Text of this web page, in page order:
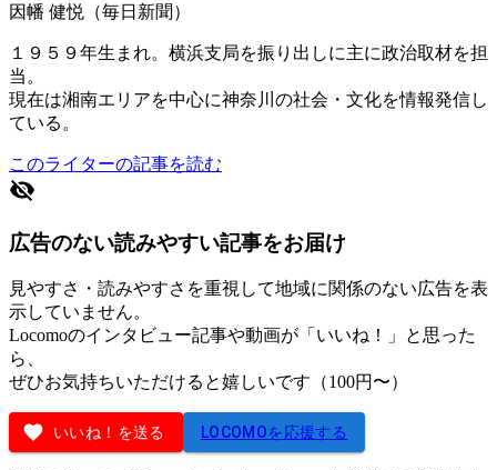
因幡 健悦（毎日新聞）
１９５９年生まれ。横浜支局を振り出しに主に政治取材を担
当。
現在は湘南エリアを中心に神奈川の社会・文化を情報発信し
ている。
このライターの記事を読む
広告のない読みやすい記事をお届け
見やすさ・読みやすさを重視して地域に関係のない広告を表
示していません。
Locomoのインタビュー記事や動画が「いいね！」と思った
ら、
ぜひお気持ちいただけると嬉しいです（100円〜）
いいね！を送る LOCOMOを応援する